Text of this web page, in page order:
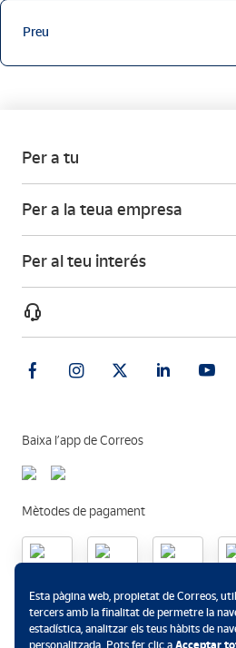
Preu
Per a tu
Per a la teua empresa
Per al teu interés
Baixa l’app de Correos
Mètodes de pagament
Esta pàgina web, propietat de Correos,
tercers amb la finalitat de permetre la
estadística, analitzar els teus hàbits de
personalitzada. Pots fer clic a Acceptar